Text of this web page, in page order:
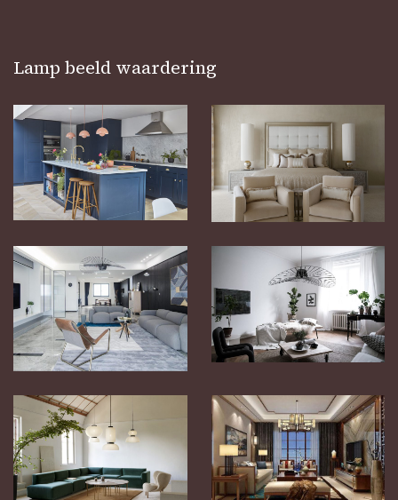
Lamp beeld waardering